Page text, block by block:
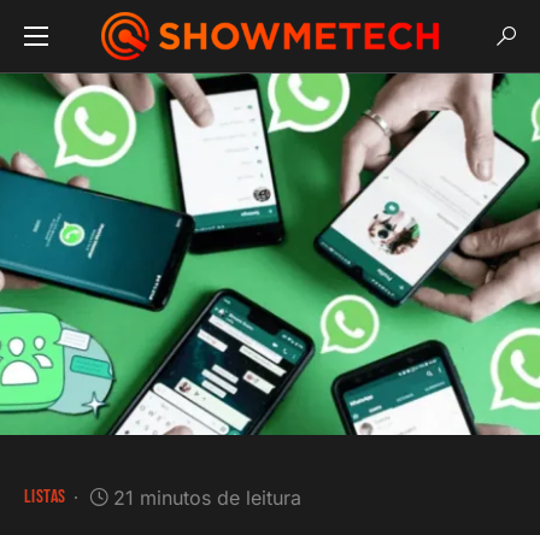
LISTAS 21 minutos de leitura